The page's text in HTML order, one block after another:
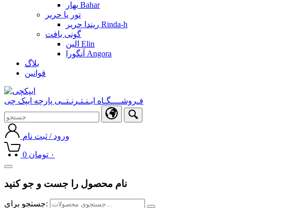
بهار Bahar
تور یا حریر
ریندا حریر Rinda-h
گونی بافت
الین Elin
آنگورا Angora
بلاگ
قوانین
فـروشــــگـاه ایـنـتـرنـتــی پارچه ایپک چی
ورود / ثبت نام
0 ۰ تومان
Toggle
navigation
نام محصول را جست و جو کنید
جستجو برای: